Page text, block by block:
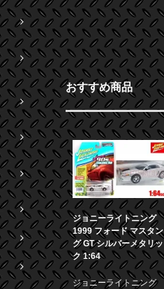
おすすめ商品
ジョニーライトニング
1999 フォード マスタン
グ GT シルバーメタリッ
ク 1:64
ジョニーライトニング